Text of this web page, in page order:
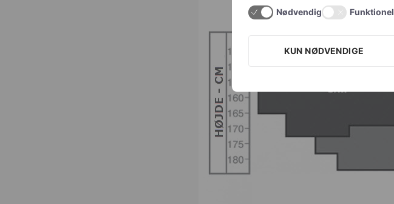
Nødvendig Funktionel
KUN NØDVENDIGE